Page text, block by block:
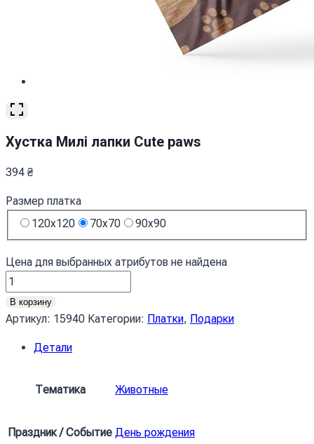
Хустка Милі лапки Cute paws
394 ₴
Размер платка
120x120
70x70 90x90
Цена для выбранных атрибутов не найдена
Количество
товара
Хустка
лапки
В корзину
Артикул: 15940 Категории: Платки, Подарки
Детали
Тематика Животные
Праздник / Событие День рождения